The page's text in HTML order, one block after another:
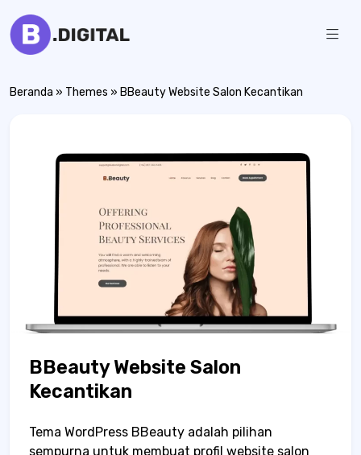
to
content
Bulban
Jasa
Beranda » Themes » BBeauty Website Salon Kecantikan
BBeauty Website Salon
Kecantikan
Tema WordPress BBeauty adalah pilihan
sempurna untuk membuat profil website salon